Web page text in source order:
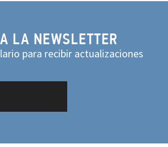
LA NEWSLETTER
para recibir actualizaciones